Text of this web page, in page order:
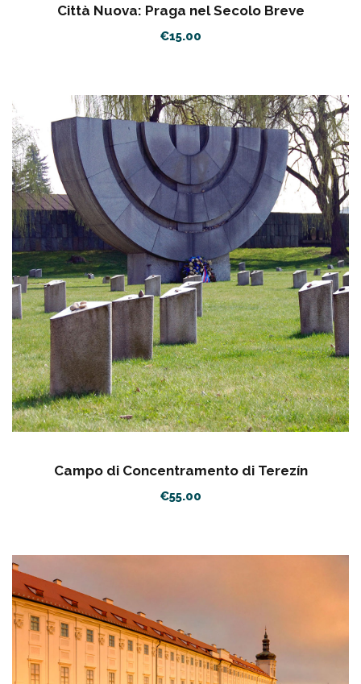
Città Nuova: Praga nel Secolo Breve
€15.00
Campo di Concentramento di Terezín
€55.00